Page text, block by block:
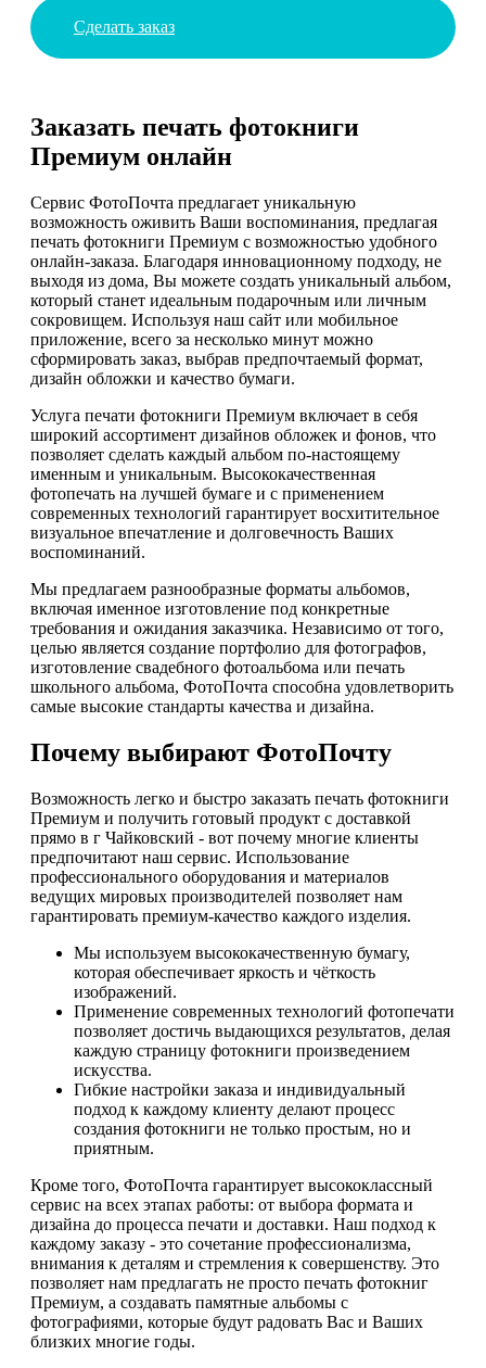
Сделать заказ
Заказать печать фотокниги
Премиум онлайн
Сервис ФотоПочта предлагает уникальную
возможность оживить Ваши воспоминания, предлагая
печать фотокниги Премиум с возможностью удобного
онлайн-заказа. Благодаря инновационному подходу, не
выходя из дома, Вы можете создать уникальный альбом,
который станет идеальным подарочным или личным
сокровищем. Используя наш сайт или мобильное
приложение, всего за несколько минут можно
сформировать заказ, выбрав предпочтаемый формат,
дизайн обложки и качество бумаги.
Услуга печати фотокниги Премиум включает в себя
широкий ассортимент дизайнов обложек и фонов, что
позволяет сделать каждый альбом по-настоящему
именным и уникальным. Высококачественная
фотопечать на лучшей бумаге и с применением
современных технологий гарантирует восхитительное
визуальное впечатление и долговечность Ваших
воспоминаний.
Мы предлагаем разнообразные форматы альбомов,
включая именное изготовление под конкретные
требования и ожидания заказчика. Независимо от того,
целью является создание портфолио для фотографов,
изготовление свадебного фотоальбома или печать
школьного альбома, ФотоПочта способна удовлетворить
самые высокие стандарты качества и дизайна.
Почему выбирают ФотоПочту
Возможность легко и быстро заказать печать фотокниги
Премиум и получить готовый продукт с доставкой
прямо в г Чайковский - вот почему многие клиенты
предпочитают наш сервис. Использование
профессионального оборудования и материалов
ведущих мировых производителей позволяет нам
гарантировать премиум-качество каждого изделия.
Мы используем высококачественную бумагу,
которая обеспечивает яркость и чёткость
изображений.
Применение современных технологий фотопечати
позволяет достичь выдающихся результатов, делая
каждую страницу фотокниги произведением
искусства.
Гибкие настройки заказа и индивидуальный
подход к каждому клиенту делают процесс
создания фотокниги не только простым, но и
приятным.
Кроме того, ФотоПочта гарантирует высококлассный
сервис на всех этапах работы: от выбора формата и
дизайна до процесса печати и доставки. Наш подход к
каждому заказу - это сочетание профессионализма,
внимания к деталям и стремления к совершенству. Это
позволяет нам предлагать не просто печать фотокниг
Премиум, а создавать памятные альбомы с
фотографиями, которые будут радовать Вас и Ваших
близких многие годы.